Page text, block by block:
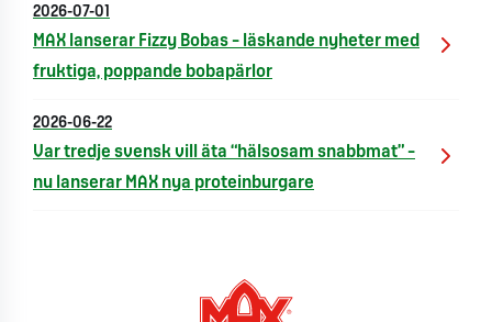
2026-07-01
MAX lanserar Fizzy Bobas – läskande nyheter med
fruktiga, poppande bobapärlor
2026-06-22
Var tredje svensk vill äta “hälsosam snabbmat” –
nu lanserar MAX nya proteinburgare